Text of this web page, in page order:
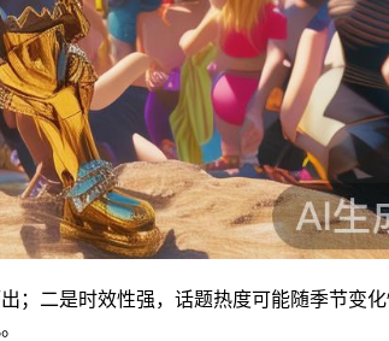
；二是时效性强，话题热度可能随季节变